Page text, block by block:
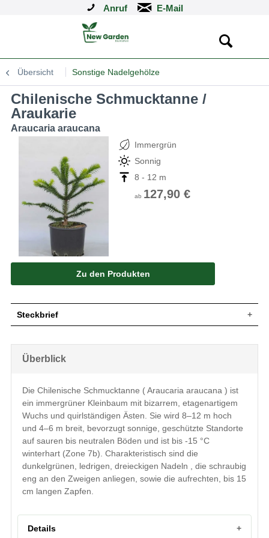
Anruf
Übersicht Sonstige Nadelgehölze
Chilenische Schmucktanne /
Araukarie
Araucaria araucana
Immergrün
Sonnig
8 - 12 m
ab 127,90 €
Zu den Produkten
Steckbrief
Blatt
Dunkelgrün, ledrig, dreieckig, schraubig
eng an den Zweigen
Frucht
Aufrechte Zapfen, bis zu 15 cm lang
Blüte
Unauffällig
Rinde
Schuppenförmige Blattbasen verweilen
sehr lange am Stamm, später
schwarzgraue bis braugraue dicke
schuppige Borke.
Wurzeln
Herzwurzel
Boden
Sauer bis neutral, bevorzugt humosreich
Überblick
Die Chilenische Schmucktanne ( Araucaria araucana ) ist
ein immergrüner Kleinbaum mit bizarrem, etagenartigem
Wuchs und quirlständigen Ästen. Sie wird 8–12 m hoch
und 4–6 m breit, bevorzugt sonnige, geschützte Standorte
auf sauren bis neutralen Böden und ist bis -15 °C
winterhart (Zone 7b). Charakteristisch sind die
dunkelgrünen, ledrigen, dreieckigen Nadeln , die schraubig
eng an den Zweigen anliegen, sowie die aufrechten, bis 15
cm langen Zapfen.
Details